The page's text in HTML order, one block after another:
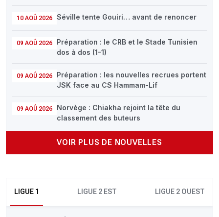
10 AOÛ 2026 Séville tente Gouiri… avant de renoncer
09 AOÛ 2026
Préparation : le CRB et le Stade Tunisien
dos à dos (1-1)
09 AOÛ 2026
Préparation : les nouvelles recrues portent
JSK face au CS Hammam-Lif
09 AOÛ 2026
Norvège : Chiakha rejoint la tête du
classement des buteurs
VOIR PLUS DE NOUVELLES
LIGUE 1 LIGUE 2 EST LIGUE 2 OUEST